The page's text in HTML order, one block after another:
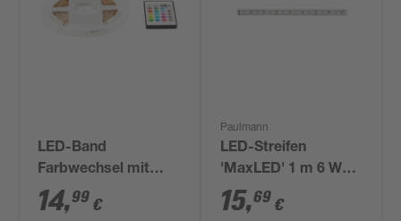
LED-Band
Farbwechsel mit
Fernbedienung 3 m
14,99 €
Paulmann
LED-Streifen
'MaxLED' 1 m 6 W
550 lm warmweiß,
silber
15,69 €